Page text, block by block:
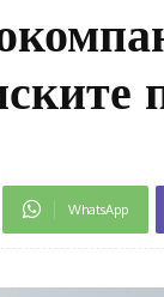
WhatsApp